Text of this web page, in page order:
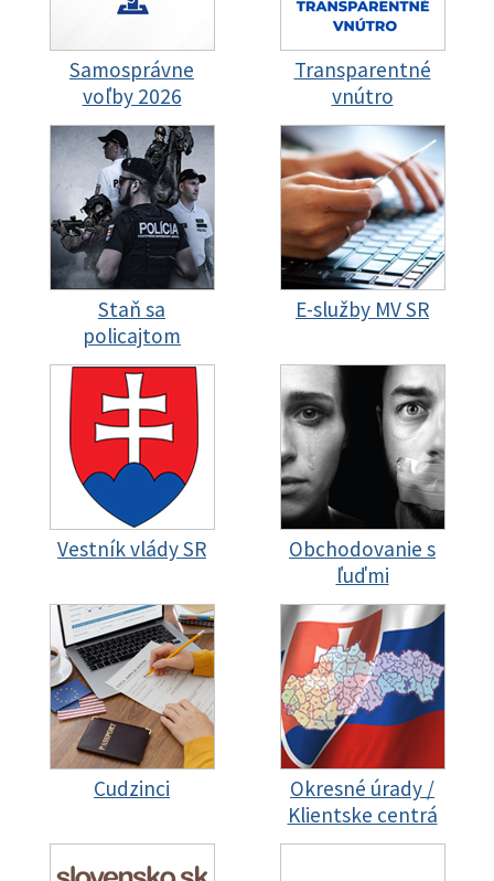
Samosprávne
voľby 2026
Transparentné
vnútro
Staň sa
policajtom
E-služby MV SR
Vestník vlády SR
Obchodovanie s
ľuďmi
Cudzinci
Okresné úrady /
Klientske centrá